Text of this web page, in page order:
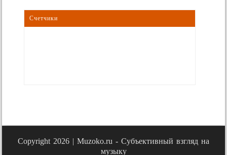
Счетчики
Copyright 2026 | Muzoko.ru - Субъективный взгляд на
музыку